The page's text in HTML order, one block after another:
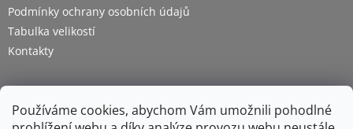
Používáme cookies, abychom Vám umožnili pohodlné
Podmínky ochrany osobních údajů
Tabulka velikostí
Kontakty